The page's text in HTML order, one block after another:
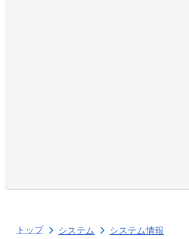
トップ システム システム情報